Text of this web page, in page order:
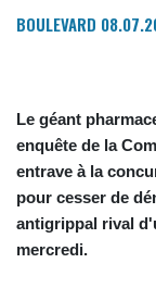
BOULEVARD
Le géant
enquête de la
entrave à la
pour cesser de
antigrippal rival
mercredi.